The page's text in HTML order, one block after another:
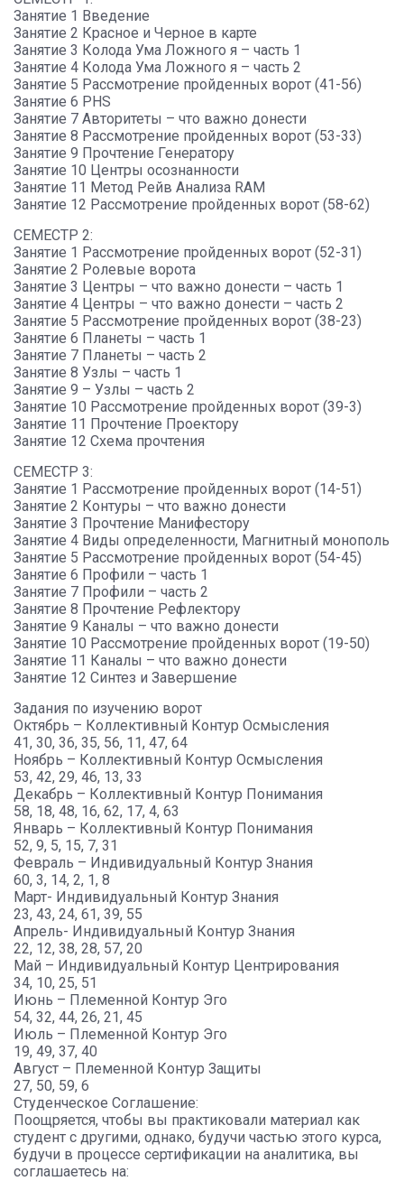
Занятие 1 Введение
Занятие 2 Красное и Черное в карте
Занятие 3 Колода Ума Ложного я – часть 1
Занятие 4 Колода Ума Ложного я – часть 2
Занятие 5 Рассмотрение пройденных ворот (41-56)
Занятие 6 PHS
Занятие 7 Авторитеты – что важно донести
Занятие 8 Рассмотрение пройденных ворот (53-33)
Занятие 9 Прочтение Генератору
Занятие 10 Центры осознанности
Занятие 11 Метод Рейв Анализа RAM
Занятие 12 Рассмотрение пройденных ворот (58-62)
СЕМЕСТР 2:
Занятие 1 Рассмотрение пройденных ворот (52-31)
Занятие 2 Ролевые ворота
Занятие 3 Центры – что важно донести – часть 1
Занятие 4 Центры – что важно донести – часть 2
Занятие 5 Рассмотрение пройденных ворот (38-23)
Занятие 6 Планеты – часть 1
Занятие 7 Планеты – часть 2
Занятие 8 Узлы – часть 1
Занятие 9 – Узлы – часть 2
Занятие 10 Рассмотрение пройденных ворот (39-3)
Занятие 11 Прочтение Проектору
Занятие 12 Схема прочтения
СЕМЕСТР 3:
Занятие 1 Рассмотрение пройденных ворот (14-51)
Занятие 2 Контуры – что важно донести
Занятие 3 Прочтение Манифестору
Занятие 4 Виды определенности, Магнитный монополь
Занятие 5 Рассмотрение пройденных ворот (54-45)
Занятие 6 Профили – часть 1
Занятие 7 Профили – часть 2
Занятие 8 Прочтение Рефлектору
Занятие 9 Каналы – что важно донести
Занятие 10 Рассмотрение пройденных ворот (19-50)
Занятие 11 Каналы – что важно донести
Занятие 12 Синтез и Завершение
Задания по изучению ворот
Октябрь – Коллективный Контур Осмысления
41, 30, 36, 35, 56, 11, 47, 64
Ноябрь – Коллективный Контур Осмысления
53, 42, 29, 46, 13, 33
Декабрь – Коллективный Контур Понимания
58, 18, 48, 16, 62, 17, 4, 63
Январь – Коллективный Контур Понимания
52, 9, 5, 15, 7, 31
Февраль – Индивидуальный Контур Знания
60, 3, 14, 2, 1, 8
Март- Индивидуальный Контур Знания
23, 43, 24, 61, 39, 55
Апрель- Индивидуальный Контур Знания
22, 12, 38, 28, 57, 20
Май – Индивидуальный Контур Центрирования
34, 10, 25, 51
Июнь – Племенной Контур Эго
54, 32, 44, 26, 21, 45
Июль – Племенной Контур Эго
19, 49, 37, 40
Август – Племенной Контур Защиты
27, 50, 59, 6
Студенческое Соглашение:
Поощряется, чтобы вы практиковали материал как
студент с другими, однако, будучи частью этого курса,
будучи в процессе сертификации на аналитика, вы
соглашаетесь на: